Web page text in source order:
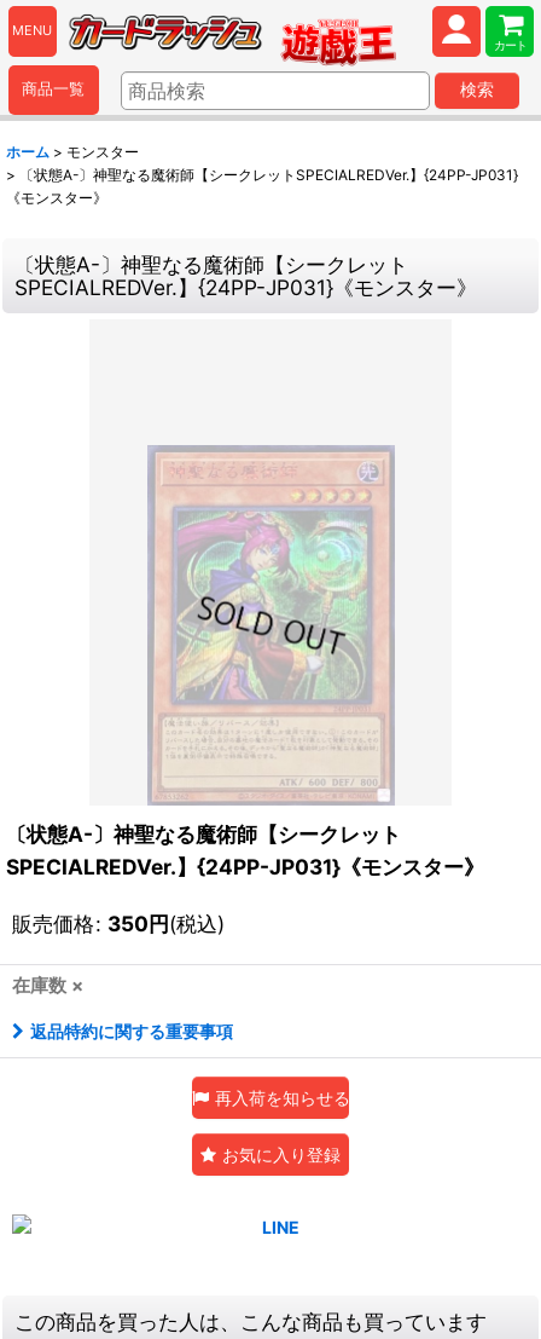
MENU
カート
商品一覧 検索
ホーム > モンスター
>
〔状態A-〕神聖なる魔術師【シークレットSPECIALREDVer.】{24PP-JP031}
《モンスター》
〔状態A-〕神聖なる魔術師【シークレット
SPECIALREDVer.】{24PP-JP031}《モンスター》
〔状態A-〕神聖なる魔術師【シークレット
SPECIALREDVer.】{24PP-JP031}《モンスター》
販売価格: 350円(税込)
在庫数 ×
返品特約に関する重要事項
再入荷を知らせる
お気に入り登録
この商品を買った人は、こんな商品も買っています